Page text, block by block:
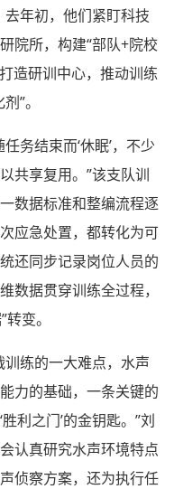
年初，他们紧盯科技
院所，构建“部队+院校
造研训中心，推动训练
”。
务结束而‘休眠’，不少
共享复用。”该支队训
数据标准和整编流程逐
应急处置，都转化为可
还同步记录岗位人员的
数据贯穿训练全过程，
变。
练的一大难点，水声
力的基础，一条关键的
利之门’的金钥匙。”刘
认真研究水声环境特点
侦察方案，还为执行任